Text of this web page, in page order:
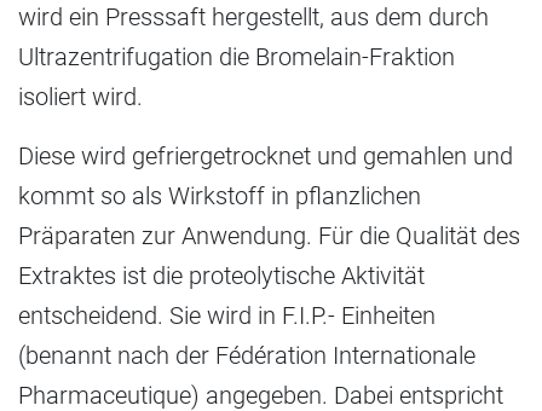
wird ein Presssaft hergestellt, aus dem durch
Ultrazentrifugation die Bromelain-Fraktion
isoliert wird.
Diese wird gefriergetrocknet und gemahlen und
kommt so als Wirkstoff in pflanzlichen
Präparaten zur Anwendung. Für die Qualität des
Extraktes ist die proteolytische Aktivität
entscheidend. Sie wird in F.I.P.- Einheiten
(benannt nach der Fédération Internationale
Pharmaceutique) angegeben. Dabei entspricht